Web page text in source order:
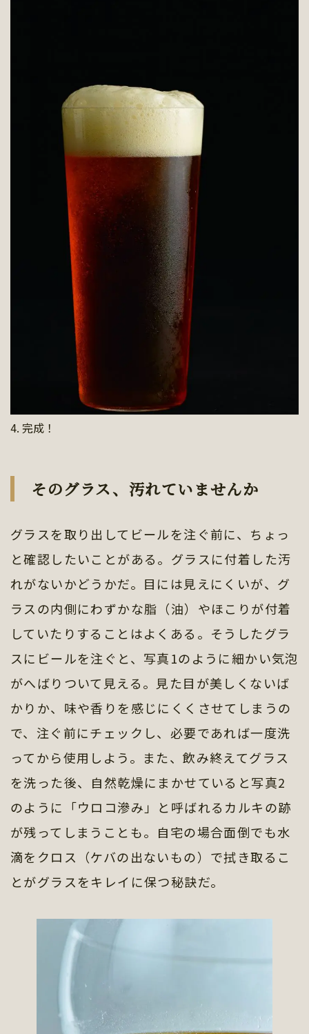
4. 完成！
そのグラス、汚れていませんか
グラスを取り出してビールを注ぐ前に、ちょっ
と確認したいことがある。グラスに付着した汚
れがないかどうかだ。目には見えにくいが、グ
ラスの内側にわずかな脂（油）やほこりが付着
していたりすることはよくある。そうしたグラ
スにビールを注ぐと、写真1のように細かい気泡
がへばりついて見える。見た目が美しくないば
かりか、味や香りを感じにくくさせてしまうの
で、注ぐ前にチェックし、必要であれば一度洗
ってから使用しよう。また、飲み終えてグラス
を洗った後、自然乾燥にまかせていると写真2
のように「ウロコ滲み」と呼ばれるカルキの跡
が残ってしまうことも。自宅の場合面倒でも水
滴をクロス（ケバの出ないもの）で拭き取るこ
とがグラスをキレイに保つ秘訣だ。